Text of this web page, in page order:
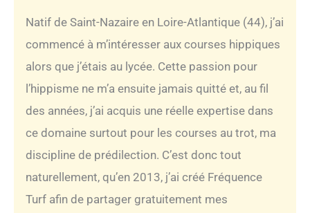
Natif de Saint-Nazaire en Loire-Atlantique (44), j’ai
commencé à m’intéresser aux courses hippiques
alors que j’étais au lycée. Cette passion pour
l’hippisme ne m’a ensuite jamais quitté et, au fil
des années, j’ai acquis une réelle expertise dans
ce domaine surtout pour les courses au trot, ma
discipline de prédilection. C’est donc tout
naturellement, qu’en 2013, j’ai créé Fréquence
Turf afin de partager gratuitement mes